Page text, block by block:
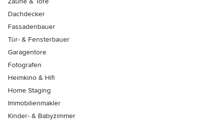
Dachdecker
Fassadenbauer
Tür- & Fensterbauer
Garagentore
Fotografen
Heimkino & Hifi
Home Staging
Immobilienmakler
Kinder- & Babyzimmer